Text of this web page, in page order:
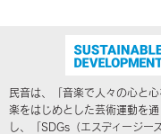
民音は、「音楽で人々の心と
楽をはじめとした芸術運動を
し、「SDGs（エスディージー